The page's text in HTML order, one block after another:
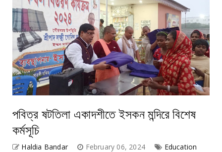
পবিত্র ষটতিলা একাদশীতে ইসকন মন্দিরে বিশেষ
কর্মসূচি
Haldia Bandar February 06, 2024 Education